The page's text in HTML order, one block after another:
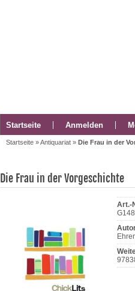
Startseite Anmelden
Startseite »Antiquariat » Die Frau in der
Die Frau in der Vorgeschichte
Art.-